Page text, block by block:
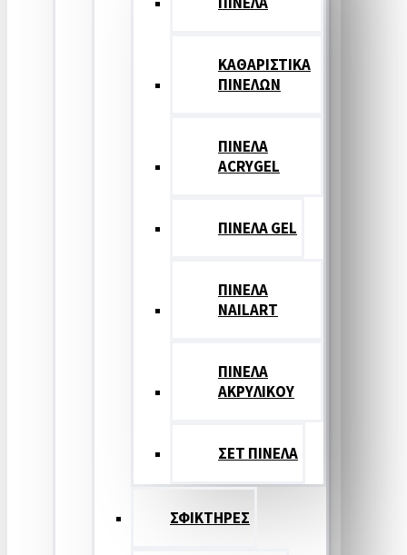
ΚΑΘΑΡΙΣΤΙΚΑ
ΠΙΝΕΛΩΝ
ΠΙΝΕΛΑ
ACRYGEL
ΠΙΝΕΛΑ GEL
ΠΙΝΕΛΑ
NAILART
ΠΙΝΕΛΑ
ΑΚΡΥΛΙΚΟΥ
ΣΕΤ ΠΙΝΕΛA
ΣΦΙΚΤΗΡΕΣ